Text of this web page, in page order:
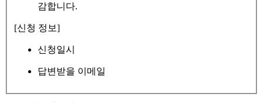
감합니다.
[신청 정보]
신청일시
답변받을 이메일